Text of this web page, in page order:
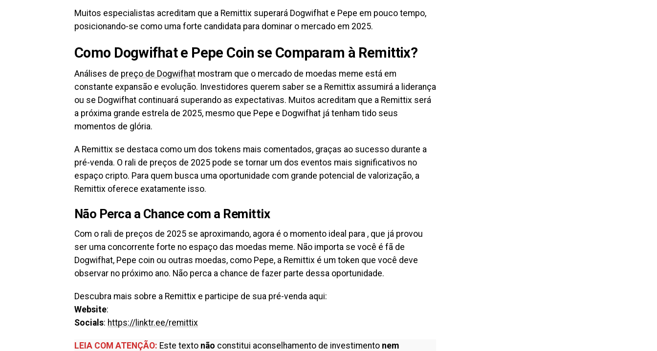
Muitos especialistas acreditam que a Remittix superará Dogwifhat e Pepe em pouco tempo,
posicionando-se como uma forte candidata para dominar o mercado em 2025.
Como Dogwifhat e Pepe Coin se Comparam à Remittix?
Análises de preço de Dogwifhat mostram que o mercado de moedas meme está em
constante expansão e evolução. Investidores querem saber se a Remittix assumirá a liderança
ou se Dogwifhat continuará superando as expectativas. Muitos acreditam que a Remittix será
a próxima grande estrela de 2025, mesmo que Pepe e Dogwifhat já tenham tido seus
momentos de glória.
A Remittix se destaca como um dos tokens mais comentados, graças ao sucesso durante a
pré-venda. O rali de preços de 2025 pode se tornar um dos eventos mais significativos no
espaço cripto. Para quem busca uma oportunidade com grande potencial de valorização, a
Remittix oferece exatamente isso.
Não Perca a Chance com a Remittix
Com o rali de preços de 2025 se aproximando, agora é o momento ideal para , que já provou
ser uma concorrente forte no espaço das moedas meme. Não importa se você é fã de
Dogwifhat, Pepe coin ou outras moedas, como Pepe, a Remittix é um token que você deve
observar no próximo ano. Não perca a chance de fazer parte dessa oportunidade.
Descubra mais sobre a Remittix e participe de sua pré-venda aqui:
Website:
Socials: https://linktr.ee/remittix
LEIA COM ATENÇÃO: Este texto não constitui aconselhamento de investimento nem